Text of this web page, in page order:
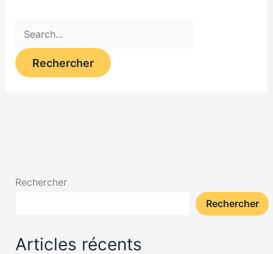
Rechercher :
Rechercher
Rechercher
Articles récents